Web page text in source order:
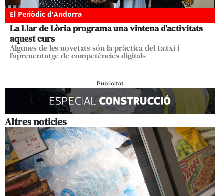
El Periòdic d'Andorra
La Llar de Lòria programa una vintena d’activitats
aquest curs
Algunes de les novetats són la pràctica del taitxí i
l’aprenentatge de competències digitals
Publicitat
Altres noticies